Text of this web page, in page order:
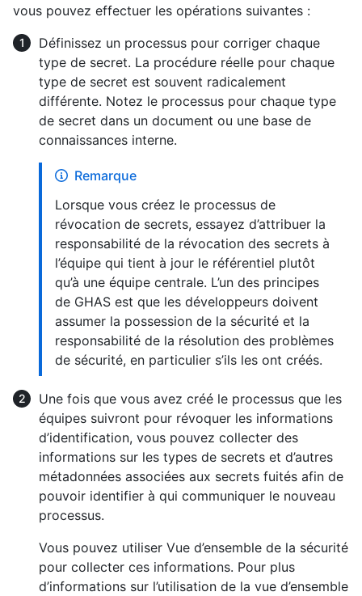
vous pouvez effectuer les opérations suivantes :
Définissez un processus pour corriger chaque
type de secret. La procédure réelle pour chaque
type de secret est souvent radicalement
différente. Notez le processus pour chaque type
de secret dans un document ou une base de
connaissances interne.
Remarque
Lorsque vous créez le processus de
révocation de secrets, essayez d’attribuer la
responsabilité de la révocation des secrets à
l’équipe qui tient à jour le référentiel plutôt
qu’à une équipe centrale. L’un des principes
de GHAS est que les développeurs doivent
assumer la possession de la sécurité et la
responsabilité de la résolution des problèmes
de sécurité, en particulier s’ils les ont créés.
Une fois que vous avez créé le processus que les
équipes suivront pour révoquer les informations
d’identification, vous pouvez collecter des
informations sur les types de secrets et d’autres
métadonnées associées aux secrets fuités afin de
pouvoir identifier à qui communiquer le nouveau
processus.
Vous pouvez utiliser Vue d’ensemble de la sécurité
pour collecter ces informations. Pour plus
d’informations sur l’utilisation de la vue d’ensemble